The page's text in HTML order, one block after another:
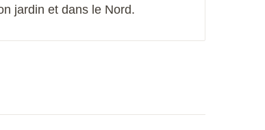
jardin et dans le Nord.